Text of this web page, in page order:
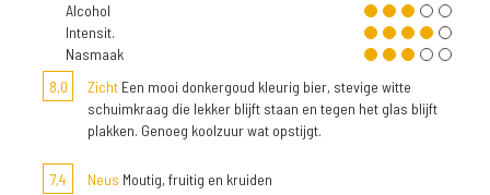
Alcohol
Intensit.
Nasmaak
8,0
Zicht Een mooi donkergoud kleurig bier, stevige witte
schuimkraag die lekker blijft staan en tegen het glas blijft
plakken. Genoeg koolzuur wat opstijgt.
7,4 Neus Moutig, fruitig en kruiden